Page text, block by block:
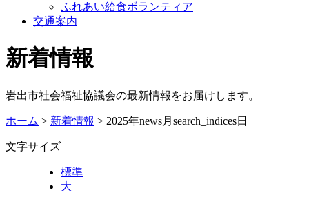
ふれあい給食ボランティア
交通案内
新着情報
岩出市社会福祉協議会の最新情報をお届けします。
ホーム > 新着情報 > 2025年news月search_indices日
文字サイズ
標準
大